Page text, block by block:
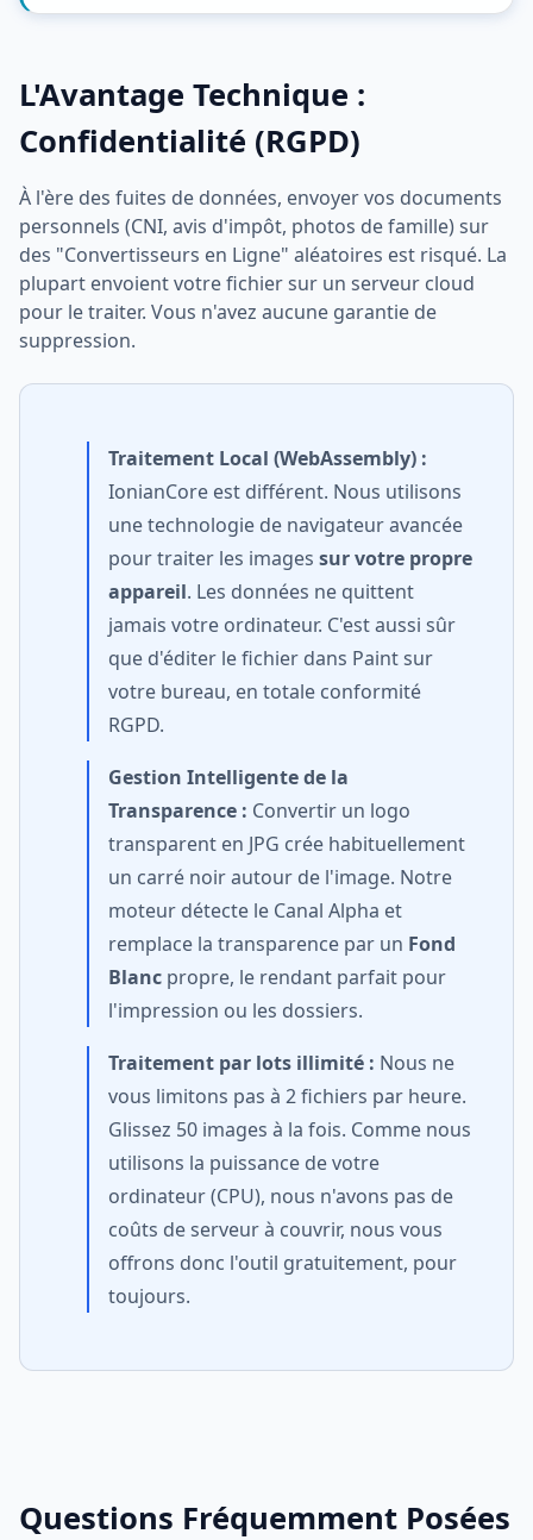
L'Avantage Technique :
Confidentialité (RGPD)
À l'ère des fuites de données, envoyer vos documents
personnels (CNI, avis d'impôt, photos de famille) sur
des "Convertisseurs en Ligne" aléatoires est risqué. La
plupart envoient votre fichier sur un serveur cloud
pour le traiter. Vous n'avez aucune garantie de
suppression.
Traitement Local (WebAssembly) :
IonianCore est différent. Nous utilisons
une technologie de navigateur avancée
pour traiter les images sur votre propre
appareil. Les données ne quittent
jamais votre ordinateur. C'est aussi sûr
que d'éditer le fichier dans Paint sur
votre bureau, en totale conformité
RGPD.
Gestion Intelligente de la
Transparence : Convertir un logo
transparent en JPG crée habituellement
un carré noir autour de l'image. Notre
moteur détecte le Canal Alpha et
remplace la transparence par un Fond
Blanc propre, le rendant parfait pour
l'impression ou les dossiers.
Traitement par lots illimité : Nous ne
vous limitons pas à 2 fichiers par heure.
Glissez 50 images à la fois. Comme nous
utilisons la puissance de votre
ordinateur (CPU), nous n'avons pas de
coûts de serveur à couvrir, nous vous
offrons donc l'outil gratuitement, pour
toujours.
Questions Fréquemment Posées